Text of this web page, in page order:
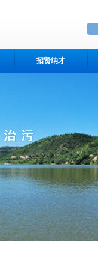
招贤纳才